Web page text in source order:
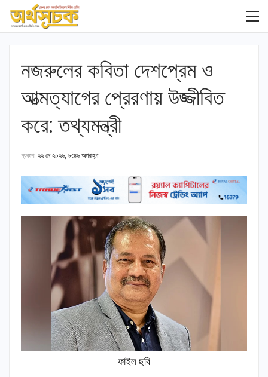
নজরুলের কবিতা দেশপ্রেম ও
আত্মত্যাগের প্রেরণায় উজ্জীবিত
করে: তথ্যমন্ত্রী
প্রকাশ ২২ মে ২০২৬, ৮:৪৬ অপরাহ্ণ
ফাইল ছবি